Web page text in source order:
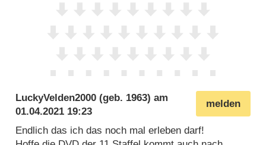
melden
LuckyVelden2000 (geb. 1963) am
01.04.2021 19:23
Endlich das ich das noch mal erleben darf!